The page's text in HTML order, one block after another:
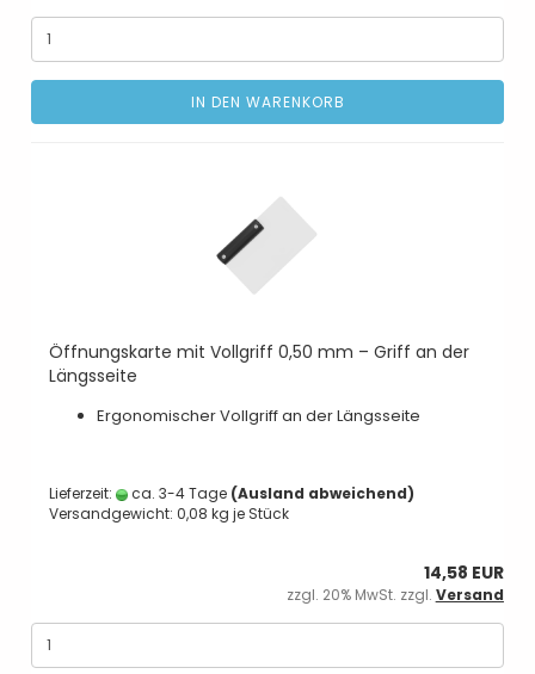
IN DEN WARENKORB
Öffnungskarte mit Vollgriff 0,50 mm – Griff an der
Längsseite
Ergonomischer Vollgriff an der Längsseite
Lieferzeit: ca. 3-4 Tage (Ausland abweichend)
Versandgewicht:0,08 kg je Stück
14,58 EUR
zzgl. 20% MwSt. zzgl. Versand